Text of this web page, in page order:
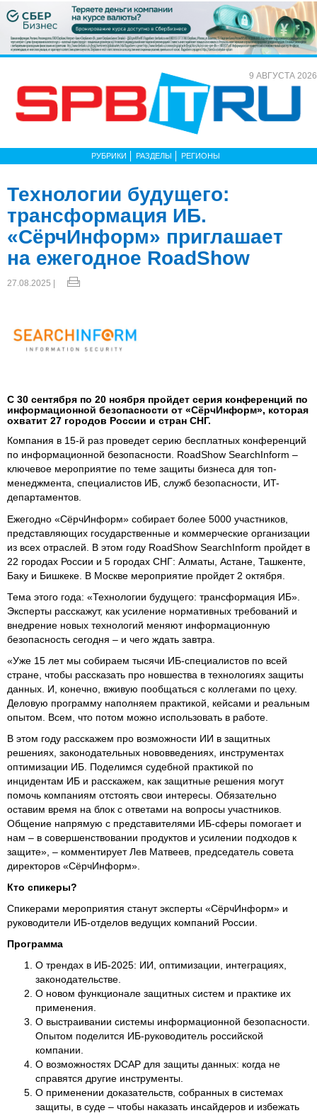
9 АВГУСТА 2026
РУБРИКИ РАЗДЕЛЫ РЕГИОНЫ
Технологии будущего:
трансформация ИБ.
«СёрчИнформ» приглашает
на ежегодное RoadShow
27.08.2025 |
С 30 сентября по 20 ноября пройдет серия конференций по
информационной безопасности от «СёрчИнформ», которая
охватит 27 городов России и стран СНГ.
Компания в 15-й раз проведет серию бесплатных конференций
по информационной безопасности. RoadShow SearchInform –
ключевое мероприятие по теме защиты бизнеса для топ-
менеджмента, специалистов ИБ, служб безопасности, ИT-
департаментов.
Ежегодно «СёрчИнформ» собирает более 5000 участников,
представляющих государственные и коммерческие организации
из всех отраслей. В этом году RoadShow SearchInform пройдет в
22 городах России и 5 городах СНГ: Алматы, Астане, Ташкенте,
Баку и Бишкеке. В Москве мероприятие пройдет 2 октября.
Тема этого года: «Технологии будущего: трансформация ИБ».
Эксперты расскажут, как усиление нормативных требований и
внедрение новых технологий меняют информационную
безопасность сегодня – и чего ждать завтра.
«Уже 15 лет мы собираем тысячи ИБ-специалистов по всей
стране, чтобы рассказать про новшества в технологиях защиты
данных. И, конечно, вживую пообщаться с коллегами по цеху.
Деловую программу наполняем практикой, кейсами и реальным
опытом. Всем, что потом можно использовать в работе.
В этом году расскажем про возможности ИИ в защитных
решениях, законодательных нововведениях, инструментах
оптимизации ИБ. Поделимся судебной практикой по
инцидентам ИБ и расскажем, как защитные решения могут
помочь компаниям отстоять свои интересы. Обязательно
оставим время на блок с ответами на вопросы участников.
Общение напрямую с представителями ИБ-сферы помогает и
нам – в совершенствовании продуктов и усилении подходов к
защите», – комментирует Лев Матвеев, председатель совета
директоров «СёрчИнформ».
Кто спикеры?
Спикерами мероприятия станут эксперты «СёрчИнформ» и
руководители ИБ-отделов ведущих компаний России.
Программа
О трендах в ИБ-2025: ИИ, оптимизации, интеграциях,
законодательстве.
О новом функционале защитных систем и практике их
применения.
О выстраивании системы информационной безопасности.
Опытом поделится ИБ-руководитель российской
компании.
О возможностях DCAP для защиты данных: когда не
справятся другие инструменты.
О применении доказательств, собранных в системах
защиты, в суде – чтобы наказать инсайдеров и избежать